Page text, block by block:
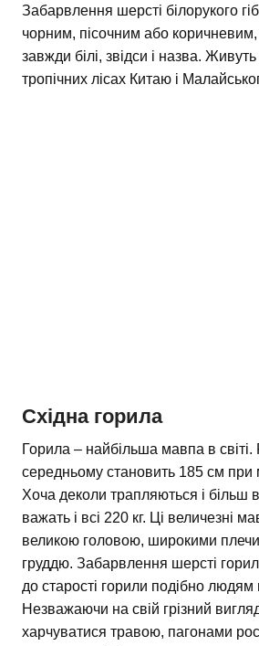
Забарвлення шерсті білорукого
чорним, пісочним або коричневим,
завжди білі, звідси і назва. Живуть
тропічних лісах Китаю і
Східна горила
Горила – найбільша мавпа в світі.
середньому становить 185 см при
Хоча деколи трапляються і більш
важать і всі 220 кг. Ці величезні
великою головою, широкими
груддю. Забарвлення шерсті
до старості горили подібно людям
Незважаючи на свій грізний
харчуватися травою, пагонами